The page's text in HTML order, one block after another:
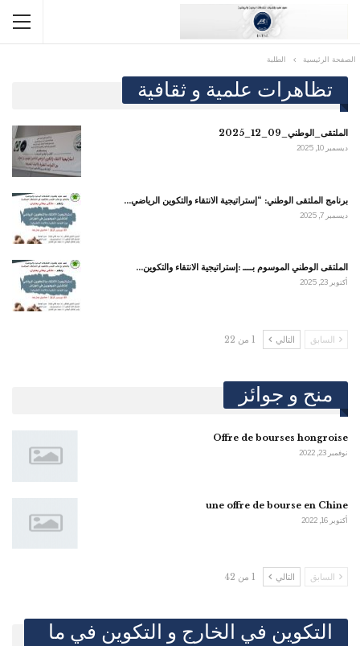
الصفحة الرئيسية الطلبة
تظاهرات علمية و ثقافية
الملتقى_الوطني_09_12_2025
ديسمبر 10, 2025
برنامج الملتقى الوطني: “إستراتيجية الانتقاء والتكوين الرياضي…
ديسمبر 7, 2025
الملتقى الوطني الموسوم بــــ :إستراتيجية الانتقاء والتكوين…
أكتوبر 23, 2025
السابق التالي 1 من 22
منح و جوائز
Offre de bourses hongroise
نوفمبر 23, 2022
une offre de bourse en Chine
أكتوبر 16, 2022
السابق التالي 1 من 42
التكوين في الخارج و التكوين في ما